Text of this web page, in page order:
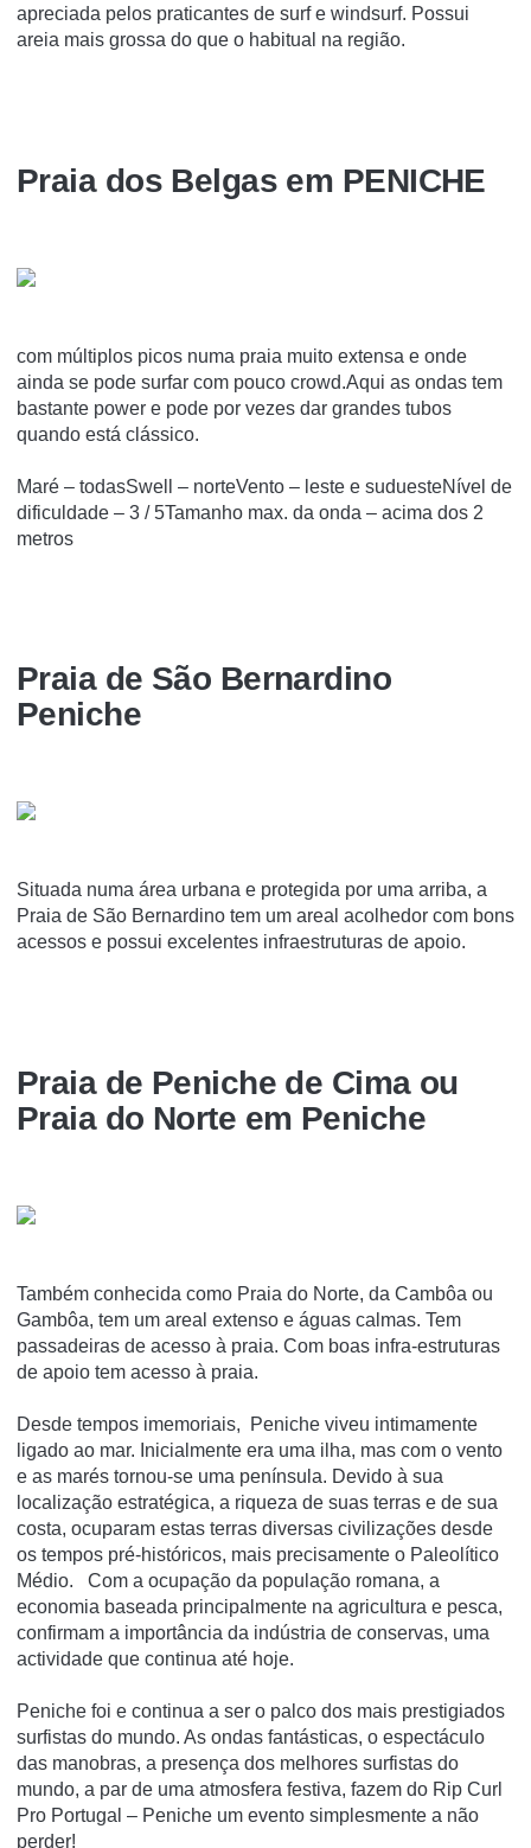
apreciada pelos praticantes de surf e windsurf. Possui
areia mais grossa do que o habitual na região.
Praia dos Belgas em PENICHE
com múltiplos picos numa praia muito extensa e onde
ainda se pode surfar com pouco crowd.Aqui as ondas tem
bastante power e pode por vezes dar grandes tubos
quando está clássico.
Maré – todasSwell – norteVento – leste e suduesteNível de
dificuldade – 3 / 5Tamanho max. da onda – acima dos 2
metros
Praia de São Bernardino
Peniche
Situada numa área urbana e protegida por uma arriba, a
Praia de São Bernardino tem um areal acolhedor com bons
acessos e possui excelentes infraestruturas de apoio.
Praia de Peniche de Cima ou
Praia do Norte em Peniche
Também conhecida como Praia do Norte, da Cambôa ou
Gambôa, tem um areal extenso e águas calmas. Tem
passadeiras de acesso à praia. Com boas infra-estruturas
de apoio tem acesso à praia.
Desde tempos imemoriais, Peniche viveu intimamente
ligado ao mar. Inicialmente era uma ilha, mas com o vento
e as marés tornou-se uma península. Devido à sua
localização estratégica, a riqueza de suas terras e de sua
costa, ocuparam estas terras diversas civilizações desde
os tempos pré-históricos, mais precisamente o Paleolítico
Médio. Com a ocupação da população romana, a
economia baseada principalmente na agricultura e pesca,
confirmam a importância da indústria de conservas, uma
actividade que continua até hoje.
Peniche foi e continua a ser o palco dos mais prestigiados
surfistas do mundo. As ondas fantásticas, o espectáculo
das manobras, a presença dos melhores surfistas do
mundo, a par de uma atmosfera festiva, fazem do Rip Curl
Pro Portugal – Peniche um evento simplesmente a não
perder!